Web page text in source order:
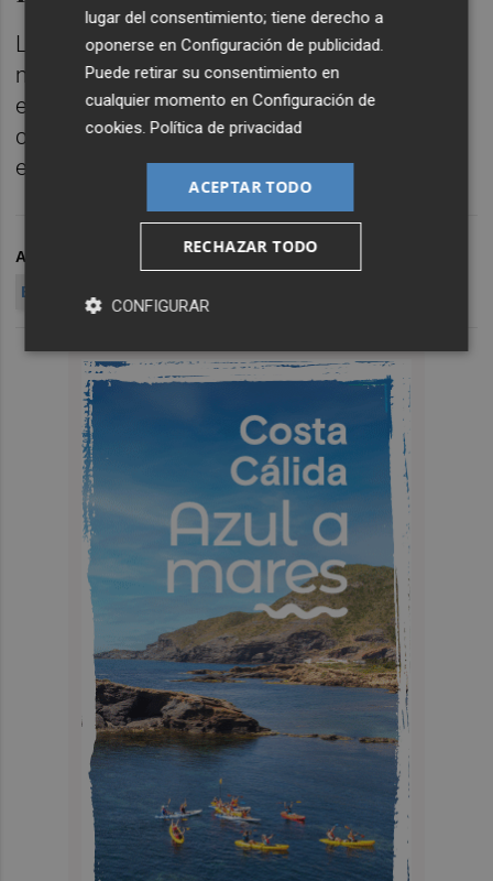
La encuesta ha preguntado a 820
murcianos, todos ellos mayores de edad. El
error muestral es de un +-3,5. Y todos los
cuestionarios se han elaborado por teléfono
entre el 4 y el 14 de mayo.
ARCHIVADO EN MARTÍNEZ VIDAL CEM
ENCUESTAS
lugar del consentimiento; tiene derecho a
oponerse enConfiguración de publicidad.
Puede retirar su consentimiento en
cualquier momento enConfiguración de
cookies.Política de privacidad
ACEPTAR TODO
RECHAZAR TODO
CONFIGURAR